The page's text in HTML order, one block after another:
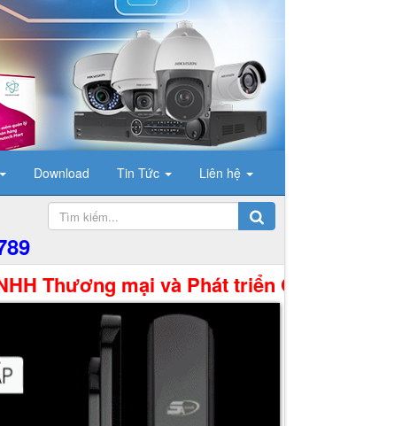
Download Tin Tức Liên hệ
mại và Phát triển Công Nghệ